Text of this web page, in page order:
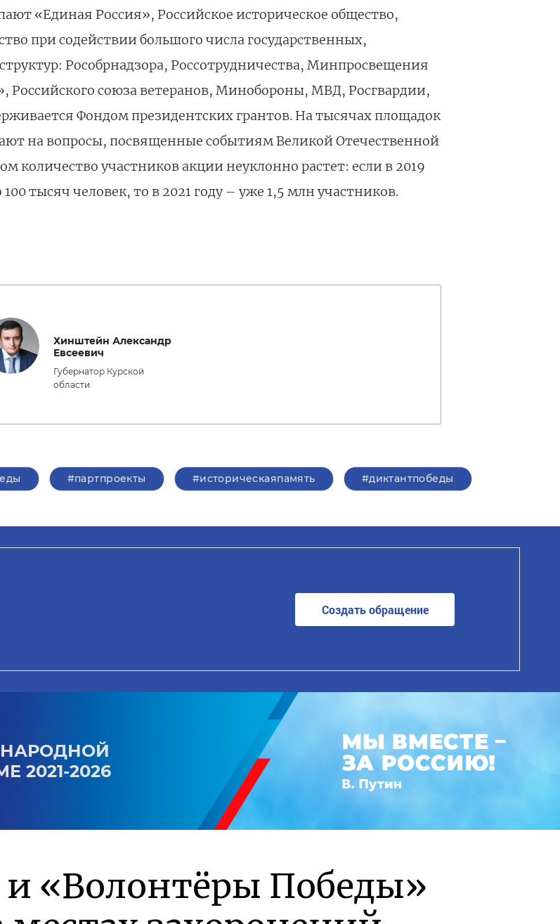
«Единая Россия», Российское историческое общество,
при содействии большого числа государственных,
Рособрнадзора, Россотрудничества, Минпросвещения
союза ветеранов, Минобороны, МВД, Росгвардии,
Фондом президентских грантов. На тысячах площадок
на вопросы, посвященные событиям Великой Отечественной
количество участников акции неуклонно растет: если в 2019
тысяч человек, то в 2021 году – уже 1,5 млн участников.
Хинштейн Александр
Евсеевич
Губернатор Курской
области
#партпроекты #историческаяпамять #диктантпобеды
Создать обращение
НАРОДНОЙ
2021-2026
«Волонтёры Победы»